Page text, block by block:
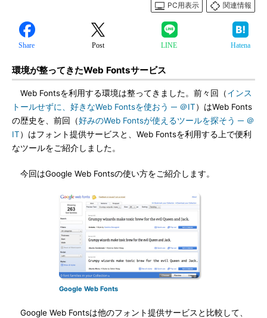
PC用表示
関連情報
Share Post LINE Hatena
環境が整ってきたWeb Fontsサービス
Web Fontsを利用する環境は整ってきました。前々回（インス
トールせずに、好きなWeb Fontsを使おう ─ ＠IT）はWeb Fonts
の歴史を、前回（好みのWeb Fontsが使えるツールを探そう ─ ＠
IT）はフォント提供サービスと、Web Fontsを利用する上で便利
なツールをご紹介しました。
今回はGoogle Web Fontsの使い方をご紹介します。
Google Web Fonts
Google Web Fontsは他のフォント提供サービスと比較して、